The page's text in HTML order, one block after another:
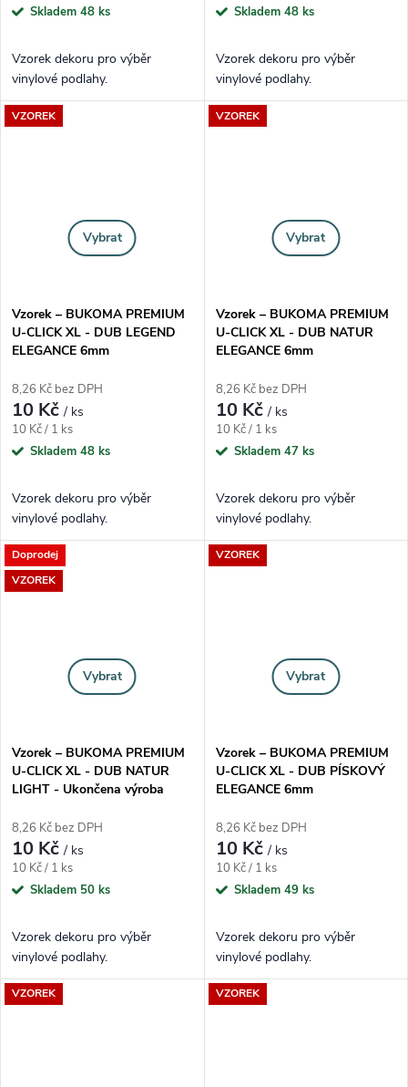
Skladem 48 ks
Vzorek dekoru pro výběr
vinylové podlahy.
Skladem 48 ks
Vzorek dekoru pro výběr
vinylové podlahy.
VZOREK
Vybrat
Vzorek – BUKOMA PREMIUM
U-CLICK XL - DUB LEGEND
ELEGANCE 6mm
8,26 Kč bez DPH
10 Kč/ ks
Měrná cena:
10 Kč / 1 ks
Skladem 48 ks
Vzorek dekoru pro výběr
vinylové podlahy.
VZOREK
Vybrat
Vzorek – BUKOMA PREMIUM
U-CLICK XL - DUB NATUR
ELEGANCE 6mm
8,26 Kč bez DPH
10 Kč/ ks
Měrná cena:
10 Kč / 1 ks
Skladem 47 ks
Vzorek dekoru pro výběr
vinylové podlahy.
Doprodej
VZOREK
Vybrat
Vzorek – BUKOMA PREMIUM
U-CLICK XL - DUB NATUR
LIGHT - Ukončena výroba
8,26 Kč bez DPH
10 Kč/ ks
Měrná cena:
10 Kč / 1 ks
Skladem 50 ks
Vzorek dekoru pro výběr
vinylové podlahy.
VZOREK
Vybrat
Vzorek – BUKOMA PREMIUM
U-CLICK XL - DUB PÍSKOVÝ
ELEGANCE 6mm
8,26 Kč bez DPH
10 Kč/ ks
Měrná cena:
10 Kč / 1 ks
Skladem 49 ks
Vzorek dekoru pro výběr
vinylové podlahy.
VZOREK VZOREK